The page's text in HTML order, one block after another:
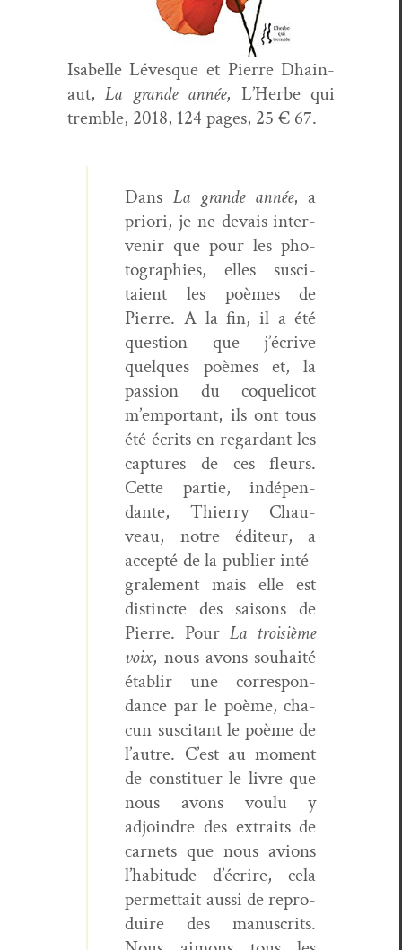
Isabelle Lévesque et Pierre Dhain­
aut,La grande année, L’Herbe qui
trem­ble, 2018, 124 pages, 25 € 67.
Dans La grande année, a
pri­ori, je ne devais inter­
venir que pour les pho­
togra­phies, elles sus­ci­
taient les poèmes de
Pierre. A la fin, il a été
ques­tion que j’écrive
quelques poèmes et, la
pas­sion du coqueli­cot
m’emportant, ils ont tous
été écrits en regar­dant les
cap­tures de ces fleurs.
Cette par­tie, indépen­
dante, Thier­ry Chau­
veau, notre édi­teur, a
accep­té de la pub­li­er inté­
grale­ment mais elle est
dis­tincte des saisons de
Pierre. PourLa troisième
voix, nous avons souhaité
établir une cor­re­spon­
dance par le poème, cha­
cun sus­ci­tant le poème de
l’autre. C’est au moment
de con­stituer le livre que
nous avons voulu y
adjoin­dre des extraits de
car­nets que nous avions
l’habitude d’écrire, cela
per­me­t­tait aus­si de repro­
duire des man­u­scrits.